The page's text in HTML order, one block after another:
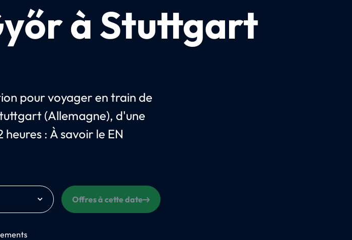
à Stuttgart
pour voyager en train de
(Allemagne), d'une
heures : À savoir le EN
Offres à cette date